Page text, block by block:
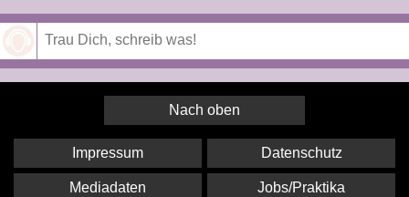
Nach oben
Impressum Datenschutz
Mediadaten Jobs/Praktika